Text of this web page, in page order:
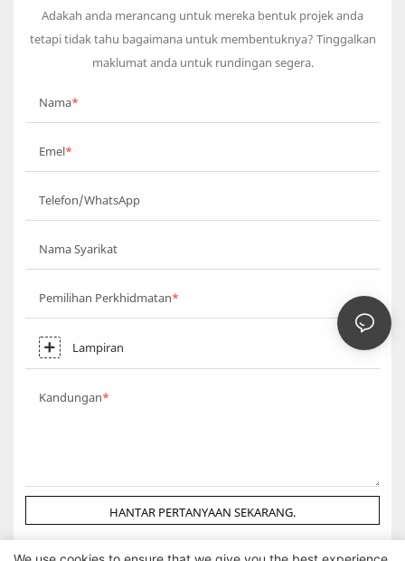
Adakah anda merancang untuk mereka bentuk projek anda
tetapi tidak tahu bagaimana untuk membentuknya? Tinggalkan
maklumat anda untuk rundingan segera.
Nama
Emel
Telefon/WhatsApp
Nama Syarikat
Pemilihan Perkhidmatan
Lampiran
Kandungan
HANTAR PERTANYAAN SEKARANG.